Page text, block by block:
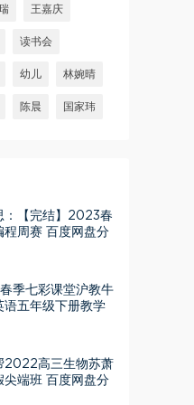
王嘉庆
读书会
幼儿 林婉晴
陈晨 国家玮
：【完结】2023春
程周赛 百度网盘分
季七彩课堂沪教牛
语五年级下册教学
2022高三生物苏萧
尖端班 百度网盘分